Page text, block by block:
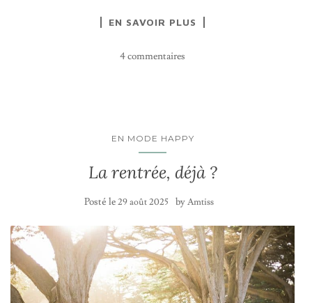
EN SAVOIR PLUS
4 commentaires
EN MODE HAPPY
La rentrée, déjà ?
Posté le29 août 2025 byAmtiss